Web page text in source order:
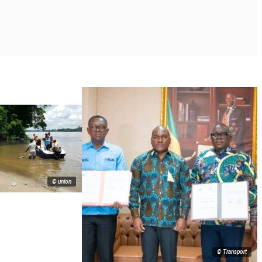
© Transport
© union